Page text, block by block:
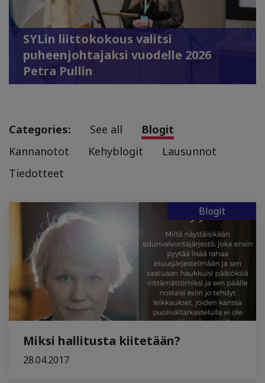
SYLin liittokokous valitsi
puheenjohtajaksi vuodelle 2026
Petra Pullin
Categories: See all
Blogit
Kannanotot
Kehyblogit
Lausunnot
Tiedotteet
Blogit
Miksi hallitusta kiitetään?
28.04.2017